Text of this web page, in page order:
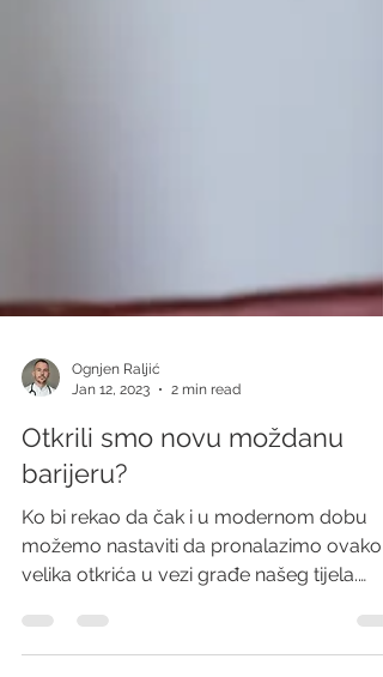
Ognjen Raljić
Jan 12, 2023
2 min read
Otkrili smo novu moždanu
barijeru?
Ko bi rekao da čak i u modernom dobu
velika otkrića u vezi građe našeg tijela.
Istraživači sa...